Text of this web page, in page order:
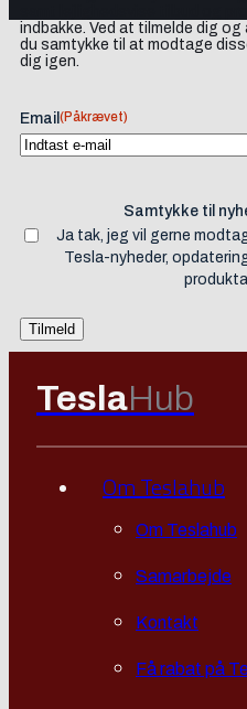
indbakke. Ved at tilmelde dig
du samtykke til at modtage
dig igen.
Email (Påkrævet)
Samtykke til
Ja tak, jeg vil gerne
Tesla-nyheder,
TeslaHub
Om Teslahub
Om Teslahub
Samarbejde
Kontakt
Få rabat på